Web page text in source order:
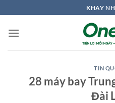
qua
nội
KHAY
TIN
28 máy bay
Đài